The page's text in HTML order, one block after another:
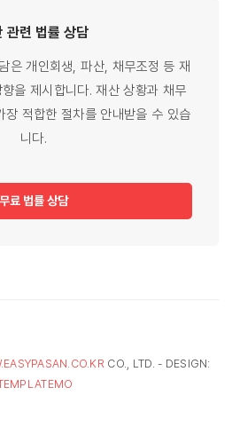
관련 법률 상담
은 개인회생, 파산, 채무조정 등 재
을 제시합니다. 재산 상황과 채무
장 적합한 절차를 안내받을 수 있습
니다.
무료 법률 상담
CO., LTD. - DESIGN: